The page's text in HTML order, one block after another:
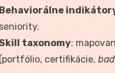
Behaviorálne
seniority.
taxonomy:
(portfólio, certifikácie,